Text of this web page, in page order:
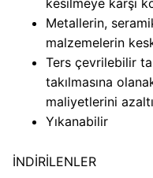
kesilmeye karşı
Metallerin,
malzemelerin
Ters çevrilebilir
takılmasına
maliyetlerini
Yıkanabilir
İNDİRİLENLER